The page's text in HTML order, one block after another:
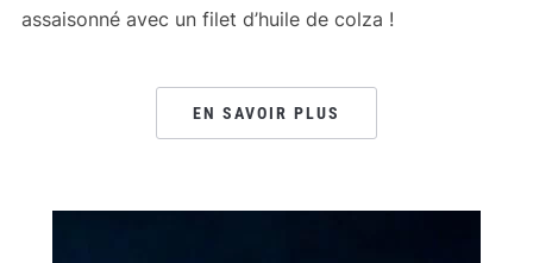
assaisonné avec un filet d’huile de colza !
EN SAVOIR PLUS